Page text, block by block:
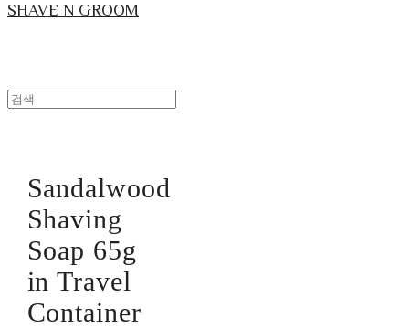
SHAVE N GROOM
Sandalwood
Shaving
Soap 65g
in Travel
Container